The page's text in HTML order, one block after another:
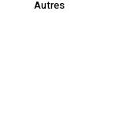
Autres